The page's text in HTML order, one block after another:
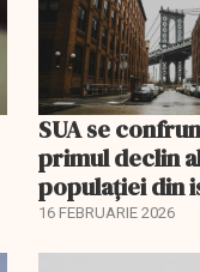
SUA se
primul declin
populației din
16 FEBRUARIE 2026